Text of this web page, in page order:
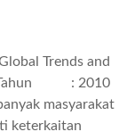
Trends and
Tahun : 2010
masyarakat
keterkaitan